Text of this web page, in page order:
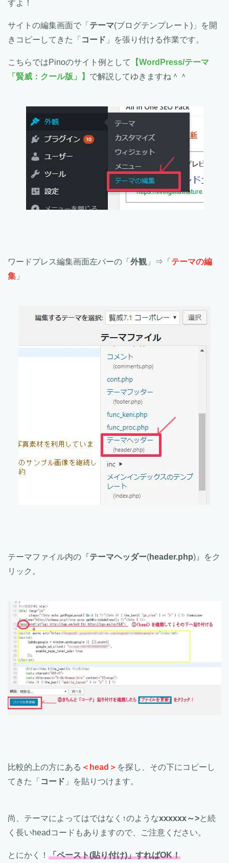
すよ！
サイトの編集画面で「 テーマ(ブログテンプレート)」を開
きコピーしてきた「 コード 」を張り付ける作業です。
こちらではPinoのサイト例として
【WordPress/テーマ
「賢威：クール版」】 で解説してゆきますね＾＾
ワードプレス編集画面左バーの「 外観」⇒「 テーマの編
集 」
テーマファイル内の『テーマヘッダー(header.php)』をク
リック。
比較的上の方にある ＜head＞ を探し、その下にコピーし
てきた「 コード 」を貼りつけます。
尚、テーマによってはではなく↑のようなxxxxxx～>と続
く長いheadコードもありますので、ご注意ください。
とにかく！ 「ペースト(貼り付け)」すればOK！